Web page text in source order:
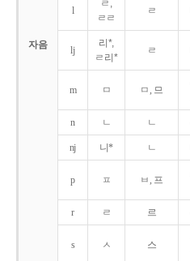
자음
l
ㄹ,
ㄹㄹ
ㄹ
lj
리*,
ㄹ리*
ㄹ
m ㅁ ㅁ, 므
n ㄴ ㄴ
nj 니* ㄴ
p ㅍ ㅂ, 프
r ㄹ 르
s ㅅ 스